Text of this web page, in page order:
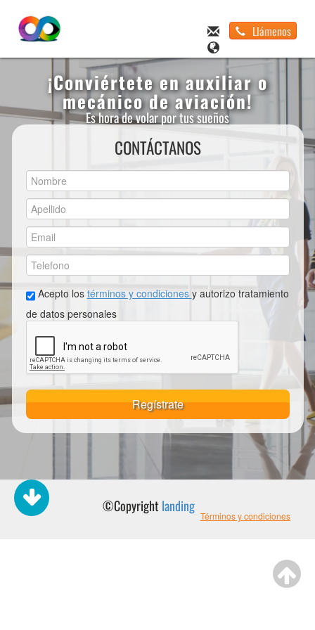
Llámenos
¡Conviértete en auxiliar o
mecánico de aviación!
Es hora de volar por tus sueños
CONTÁCTANOS
Acepto los términos y condiciones y autorizo tratamiento
de datos personales
Regístrate
©Copyright landing
Términos y condiciones